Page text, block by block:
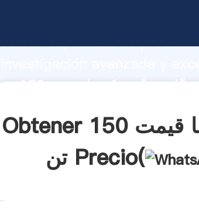
fuerte capacidad de
دستگاه سنگ شکن با قیمت 150 تن proveedor crea el valor
Obtener دستگاه سنگ شکن با قیمت 150
تن Precio(